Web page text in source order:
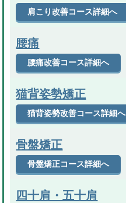
肩こり改善コース詳細へ
腰痛
腰痛改善コース詳細へ
猫背姿勢矯正
猫背姿勢改善コース詳細へ
骨盤矯正
骨盤矯正コース詳細へ
四十肩・五十肩